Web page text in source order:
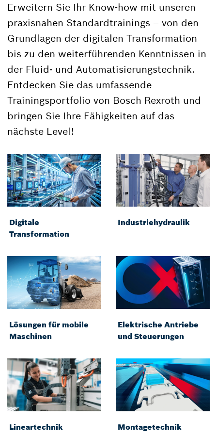
Erweitern Sie Ihr Know-how mit unseren
praxisnahen Standardtrainings – von den
Grundlagen der digitalen Transformation
bis zu den weiterführenden Kenntnissen in
der Fluid- und Automatisierungstechnik.
Entdecken Sie das umfassende
Trainingsportfolio von Bosch Rexroth und
bringen Sie Ihre Fähigkeiten auf das
nächste Level!
Digitale
Transformation
Industriehydraulik
Lösungen für mobile
Maschinen
Elektrische Antriebe
und Steuerungen
Lineartechnik Montagetechnik